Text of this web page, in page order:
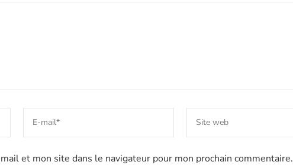
et mon site dans le navigateur pour mon prochain commentaire.